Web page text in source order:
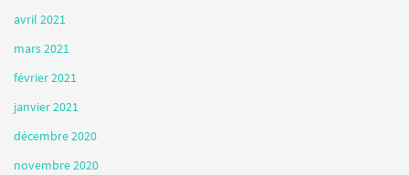
avril 2021
mars 2021
février 2021
janvier 2021
décembre 2020
novembre 2020